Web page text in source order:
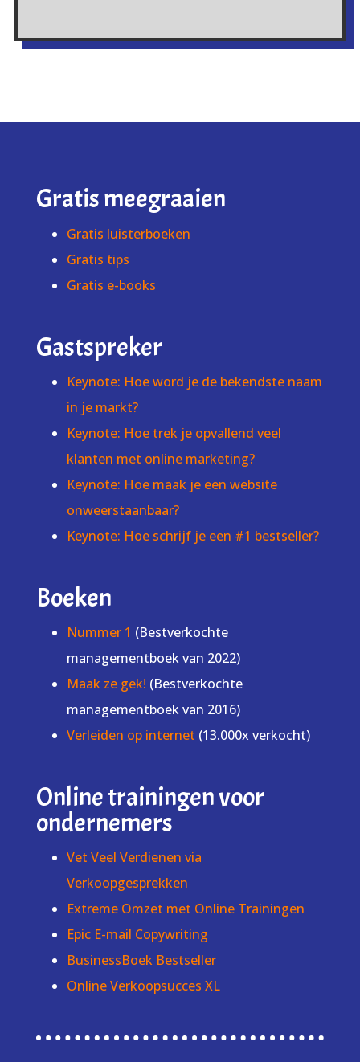
Gratis meegraaien
Gratis luisterboeken
Gratis tips
Gratis e-books
Gastspreker
Keynote: Hoe word je de bekendste naam
in je markt?
Keynote: Hoe trek je opvallend veel
klanten met online marketing?
Keynote: Hoe maak je een website
onweerstaanbaar?
Keynote: Hoe schrijf je een #1 bestseller?
Boeken
Nummer 1 (Bestverkochte
managementboek van 2022)
Maak ze gek! (Bestverkochte
managementboek van 2016)
Verleiden op internet (13.000x verkocht)
Online trainingen voor
ondernemers
Vet Veel Verdienen via
Verkoopgesprekken
Extreme Omzet met Online Trainingen
Epic E-mail Copywriting
BusinessBoek Bestseller
Online Verkoopsucces XL